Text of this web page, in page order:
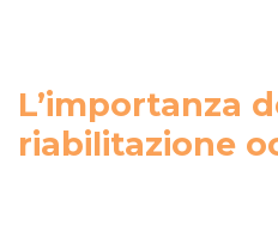
L’importanza
riabilitazione